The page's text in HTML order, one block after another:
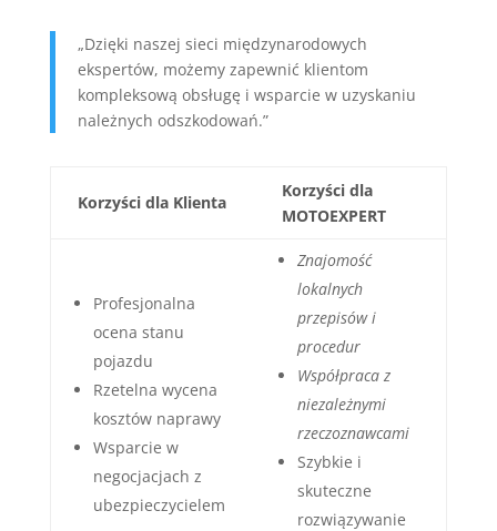
„Dzięki naszej sieci międzynarodowych
ekspertów, możemy zapewnić klientom
kompleksową obsługę i wsparcie w uzyskaniu
należnych odszkodowań.”
Korzyści dla Klienta
Korzyści dla
MOTOEXPERT
Profesjonalna
ocena stanu
pojazdu
Rzetelna wycena
kosztów naprawy
Wsparcie w
negocjacjach z
ubezpieczycielem
Znajomość
lokalnych
przepisów i
procedur
Współpraca z
niezależnymi
rzeczoznawcami
Szybkie i
skuteczne
rozwiązywanie